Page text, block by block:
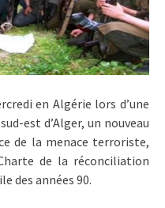
en Algérie lors d’une
est d’Alger, un nouveau
de la menace terroriste,
de la réconciliation
des années 90.